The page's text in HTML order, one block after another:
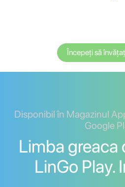
Începeți să
Disponibil în Magazinul
Google
Limba greaca
LinGo Play.